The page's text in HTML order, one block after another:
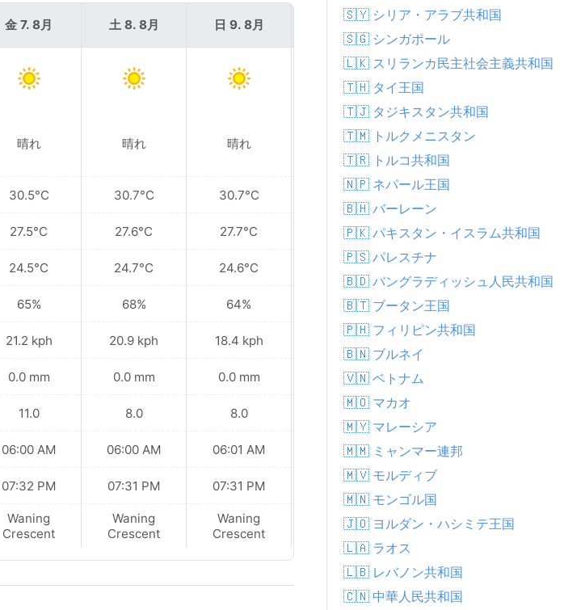
金 7. 8月
晴れ
30.5°C
27.5°C
24.5°C
65%
21.2 kph
0.0 mm
11.0
06:00 AM
07:32 PM
Waning
Crescent
土 8. 8月
晴れ
30.7°C
27.6°C
24.7°C
68%
20.9 kph
0.0 mm
8.0
06:00 AM
07:31 PM
Waning
Crescent
日 9. 8月
晴れ
30.7°C
27.7°C
24.6°C
64%
18.4 kph
0.0 mm
8.0
06:01 AM
07:31 PM
Waning
Crescent
月 10. 8月
晴れ
33.3°C
29.0°C
24.8°C
53%
23.0 kph
0.0 mm
8.0
06:02 AM
07:30 PM
New Moon
🇸🇾 シリア・アラブ共和国
🇸🇬 シンガポール
🇱🇰 スリランカ民主社会主義共和国
🇹🇭 タイ王国
🇹🇯 タジキスタン共和国
🇹🇲 トルクメニスタン
🇹🇷 トルコ共和国
🇳🇵 ネパール王国
🇧🇭 バーレーン
🇵🇰 パキスタン・イスラム共和国
🇵🇸 パレスチナ
🇧🇩 バングラディッシュ人民共和国
🇧🇹 ブータン王国
🇵🇭 フィリピン共和国
🇧🇳 ブルネイ
🇻🇳 ベトナム
🇲🇴 マカオ
🇲🇾 マレーシア
🇲🇲 ミャンマー連邦
🇲🇻 モルディブ
🇲🇳 モンゴル国
🇯🇴 ヨルダン・ハシミテ王国
🇱🇦 ラオス
🇱🇧 レバノン共和国
🇨🇳 中華人民共和国